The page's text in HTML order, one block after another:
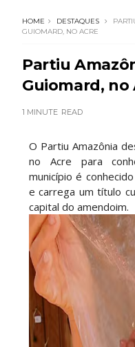
HOME DESTAQUES
GUIOMARD, NO ACRE
Partiu
Guiomard, no
1 MINUTE READ
O Partiu Amazônia
no Acre para
município é
e carrega um título
capital do amendoim.